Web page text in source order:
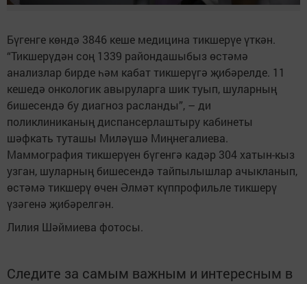
Бүгенге көндә 3846 кеше медицина тикшерүе үткән.
“Тикшерүдән соң 1339 райондашыбыз өстәмә
анализлар бирде һәм кабат тикшерүгә җибәрелде. 11
кешедә онкологик авыруларга шик туып, шуларның
бишесендә бу диагноз расланды”, – ди
поликлиниканың диспансерлаштыру кабинеты
шәфкать туташы Миләүшә Миңнегалиева.
Маммография тикшерүен бүгенгә кадәр 304 хатын-кыз
узган, шуларның бишесендә тайпылышлар ачыкланып,
өстәмә тикшерү өчен Әлмәт күппрофильле тикшерү
үзәгенә җибәрелгән.
Лилия Шәймиева фотосы.
Следите за самым важным и интересным в